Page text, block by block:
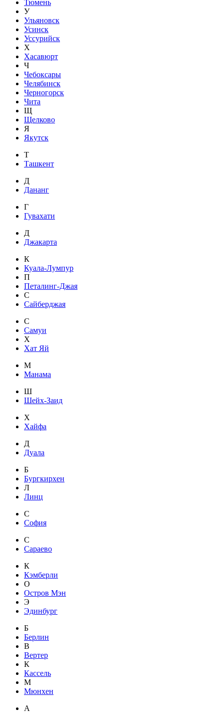
Тюмень
У
Ульяновск
Усинск
Уссурийск
Х
Хасавюрт
Ч
Чебоксары
Челябинск
Черногорск
Чита
Щ
Щелково
Я
Якутск
Т
Ташкент
Д
Дананг
Г
Гувахати
Д
Джакарта
К
Куала-Лумпур
П
Петалинг-Джая
С
Сайберджая
С
Самуи
Х
Хат Яй
М
Манама
Ш
Шейх-Заид
Х
Хайфа
Д
Дуала
Б
Бургкирхен
Л
Линц
С
София
С
Сараево
К
Кэмберли
О
Остров Мэн
Э
Эдинбург
Б
Берлин
В
Вертер
К
Кассель
М
Мюнхен
А